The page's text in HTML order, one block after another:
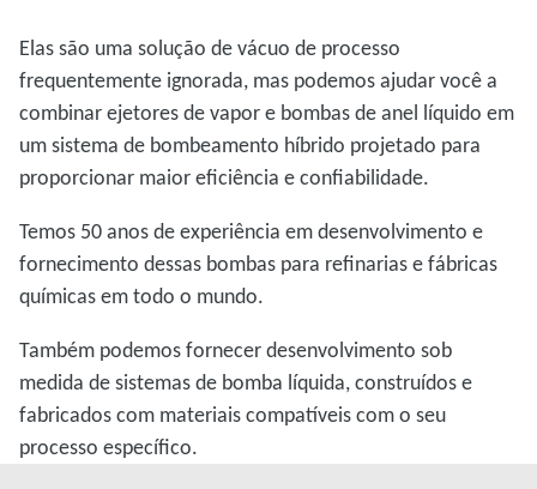
Elas são uma solução de vácuo de processo
frequentemente ignorada, mas podemos ajudar você a
combinar ejetores de vapor e bombas de anel líquido em
um sistema de bombeamento híbrido projetado para
proporcionar maior eficiência e confiabilidade.
Temos 50 anos de experiência em desenvolvimento e
fornecimento dessas bombas para refinarias e fábricas
químicas em todo o mundo.
Também podemos fornecer desenvolvimento sob
medida de sistemas de bomba líquida, construídos e
fabricados com materiais compatíveis com o seu
processo específico.